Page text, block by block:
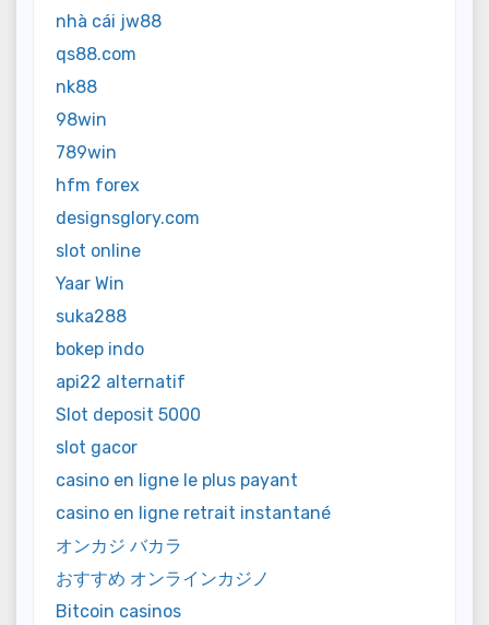
nhà cái jw88
qs88.com
nk88
98win
789win
hfm forex
designsglory.com
slot online
Yaar Win
suka288
bokep indo
api22 alternatif
Slot deposit 5000
slot gacor
casino en ligne le plus payant
casino en ligne retrait instantané
オンカジ バカラ
おすすめ オンラインカジノ
Bitcoin casinos